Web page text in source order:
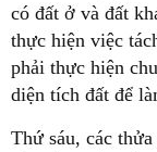
có đất ở và đất
thực hiện việc
phải thực hiện
diện tích đất để
Thứ sáu, các